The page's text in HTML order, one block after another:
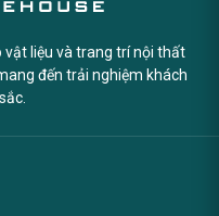
vật liệu và trang trí nội thất
đến trải nghiệm khách